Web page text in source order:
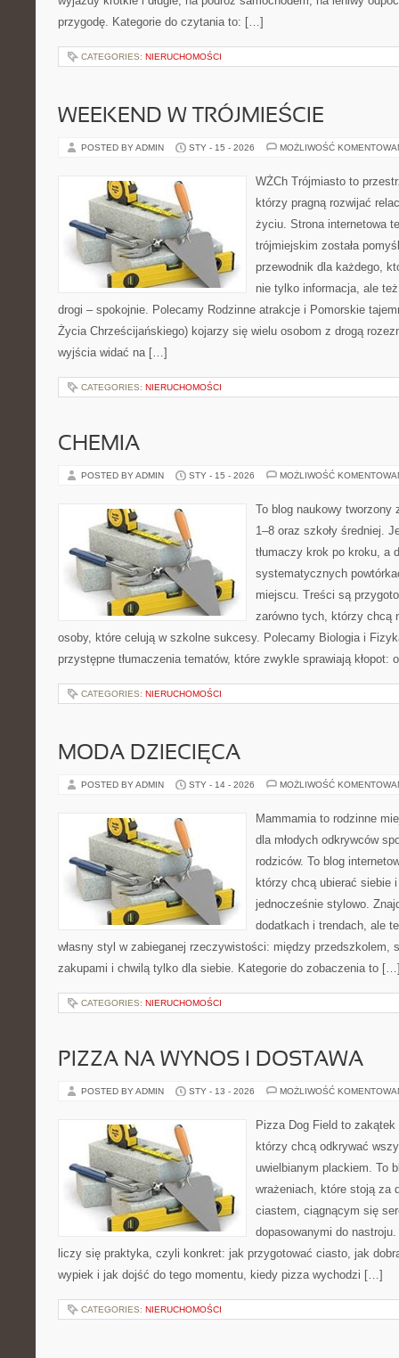
przygodę. Kategorie do czytania to: […]
CATEGORIES: NIERUCHOMOŚCI
WEEKEND W TRÓJMIEŚCIE
POSTED BY ADMIN STY - 15 - 2026 MOŻLIWOŚĆ
WŻCh Trójmiasto to
którzy pragną rozwijać
życiu. Strona internetowa
trójmiejskim została
przewodnik dla każdego,
nie tylko informacja, ale
drogi – spokojnie. Polecamy Rodzinne atrakcje i Pomorskie
Życia Chrześcijańskiego) kojarzy się wielu osobom z drogą
wyjścia widać na […]
CATEGORIES: NIERUCHOMOŚCI
CHEMIA
POSTED BY ADMIN STY - 15 - 2026 MOŻLIWOŚĆ
To blog naukowy
1–8 oraz szkoły średniej.
tłumaczy krok po kroku, a
systematycznych
miejscu. Treści są
zarówno tych, którzy chcą
osoby, które celują w szkolne sukcesy. Polecamy Biologia i
przystępne tłumaczenia tematów, które zwykle sprawiają
CATEGORIES: NIERUCHOMOŚCI
MODA DZIECIĘCA
POSTED BY ADMIN STY - 14 - 2026 MOŻLIWOŚĆ
Mammamia to rodzinne
dla młodych odkrywców
rodziców. To blog
którzy chcą ubierać siebie
jednocześnie stylowo.
dodatkach i trendach, ale
własny styl w zabieganej rzeczywistości: między przedszkolem,
zakupami i chwilą tylko dla siebie. Kategorie do zobaczenia to
CATEGORIES: NIERUCHOMOŚCI
PIZZA NA WYNOS I DOSTAWA
POSTED BY ADMIN STY - 13 - 2026 MOŻLIWOŚĆ
Pizza Dog Field to
którzy chcą odkrywać
uwielbianym plackiem. To
wrażeniach, które stoją za
ciastem, ciągnącym się
dopasowanymi do
liczy się praktyka, czyli konkret: jak przygotować ciasto, jak
wypiek i jak dojść do tego momentu, kiedy pizza wychodzi […]
CATEGORIES: NIERUCHOMOŚCI